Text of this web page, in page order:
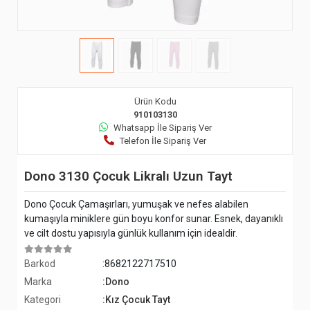
Ürün Kodu
910103130
Whatsapp İle Sipariş Ver
Telefon İle Sipariş Ver
Dono 3130 Çocuk Likralı Uzun Tayt
Dono Çocuk Çamaşırları, yumuşak ve nefes alabilen
kumaşıyla miniklere gün boyu konfor sunar. Esnek, dayanıklı
ve cilt dostu yapısıyla günlük kullanım için idealdir.
Barkod
:8682122717510
Marka
:Dono
Kategori
:Kız Çocuk Tayt